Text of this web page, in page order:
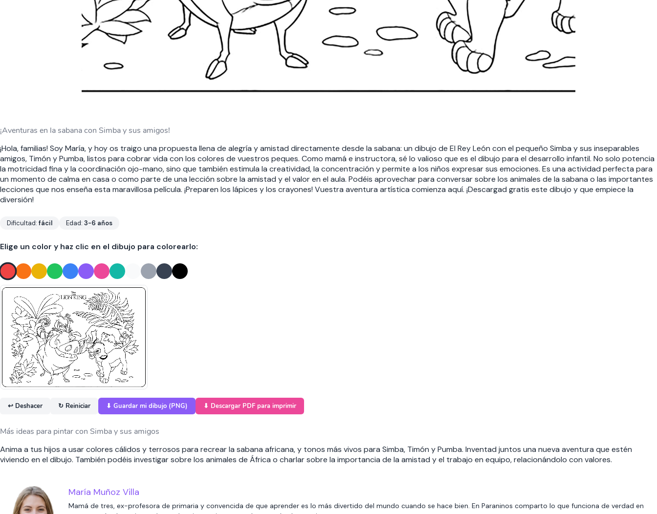
¡Aventuras en la sabana con Simba y sus amigos!
¡Hola, familias! Soy María, y hoy os traigo una propuesta llena de alegría y amistad directamente desde la sabana: un dibujo de El Rey León con el pequeño Simba y sus inseparables
amigos, Timón y Pumba, listos para cobrar vida con los colores de vuestros peques. Como mamá e instructora, sé lo valioso que es el dibujo para el desarrollo infantil. No solo potencia
la motricidad fina y la coordinación ojo-mano, sino que también estimula la creatividad, la concentración y permite a los niños expresar sus emociones. Es una actividad perfecta para
un momento de calma en casa o como parte de una lección sobre la amistad y el valor en el aula. Podéis aprovechar para conversar sobre los animales de la sabana o las importantes
lecciones que nos enseña esta maravillosa película. ¡Preparen los lápices y los crayones! Vuestra aventura artística comienza aquí. ¡Descargad gratis este dibujo y que empiece la
diversión!
Dificultad: fácil Edad: 3-6 años
Elige un color y haz clic en el dibujo para colorearlo:
↩ Deshacer ↻ Reiniciar ⬇ Guardar mi dibujo (PNG) ⬇ Descargar PDF para imprimir
Más ideas para pintar con Simba y sus amigos
Anima a tus hijos a usar colores cálidos y terrosos para recrear la sabana africana, y tonos más vivos para Simba, Timón y Pumba. Inventad juntos una nueva aventura que estén
viviendo en el dibujo. También podéis investigar sobre los animales de África o charlar sobre la importancia de la amistad y el trabajo en equipo, relacionándolo con valores.
María Muñoz Villa
Mamá de tres, ex-profesora de primaria y convencida de que aprender es lo más divertido del mundo cuando se hace bien. En Paraninos comparto lo que funciona de verdad en